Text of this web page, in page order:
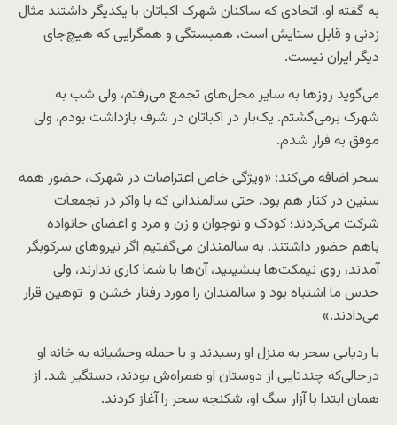
به گفته او، اتحادی که ساکنان شهرک اکباتان با یکدیگر داشتند مثال
زدنی و قابل ستایش است، همبستگی و همگرایی که هیچ‌جای
دیگر ایران نیست.
می‌گوید روزها به سایر محل‌های تجمع می‌رفتم، ولی شب به
شهرک برمی‌گشتم. یک‌بار در اکباتان در شرف بازداشت بودم، ولی
موفق به فرار شدم.
سحر اضافه می‌کند: «ویژگی خاص اعتراضات در شهرک، حضور همه
سنین در کنار هم بود، حتی سالمندانی که با واکر در تجمعات
شرکت می‌کردند؛ کودک و نوجوان و زن و مرد و اعضای خانواده
باهم حضور داشتند. به سالمندان می‌گفتیم اگر نیروهای سرکوبگر
آمدند، روی نیمکت‌ها بنشینید، آن‌ها با شما کاری ندارند، ولی
حدس ما اشتباه بود و سالمندان را مورد رفتار خشن و توهین قرار
می‌دادند.»
با ردیابی سحر به منزل او رسیدند و با حمله وحشیانه به خانه او
در‌حالی‌که چندتایی از دوستان او همراه‌ش بودند، دستگیر شد. از
همان ابتدا با آزار سگ او، شکنجه سحر را آغاز کردند.